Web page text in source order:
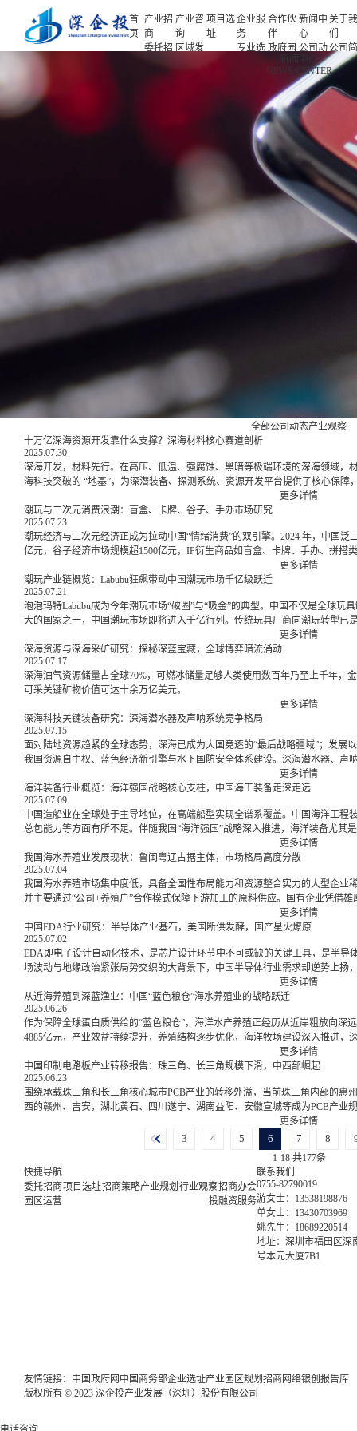
首
页
产业招
商
委托招
招商策
产业咨
询
区域发
项目选
址
企业服
务
专业选
投融资
服务
合作伙
伴
政府园
区
企业客
户
行业协
会
基金公
司
新闻中
心
公司动
产业观
察
关于
们
公司
介
人力
源
联系
产业咨询
新闻中心
NEWS CENTER
全部公司动态产业观察
十万亿深海资源开发靠什么支撑？深海材料核心赛道剖析
2025.07.30
深海开发，材料先行。在高压、低温、强腐蚀、黑暗等极端环境的深海领域，
海科技突破的 “地基”，为深潜装备、探测系统、资源开发平台提供了核心保
越。同时，作为撬动十万亿美元深海矿产资源市场的支点，深海材料的创新
潜力，支撑起从装备制造到资源利用的全产业链发展。
更多详情
潮玩与二次元消费浪潮：盲盒、卡牌、谷子、手办市场研究
2025.07.23
潮玩经济与二次元经济正成为拉动中国“情绪消费”的双引擎。2024 年，中国泛
亿元，谷子经济市场规模超1500亿元，IP衍生商品如盲盒、卡牌、手办、拼搭
更多详情
潮玩产业链概览：Labubu狂飙带动中国潮玩市场千亿级跃迁
2025.07.21
泡泡玛特Labubu成为今年潮玩市场“破圈”与“吸金”的典型。中国不仅是全球玩
大的国家之一，中国潮玩市场即将进入千亿行列。传统玩具厂商向潮玩转型已
更多详情
深海资源与深海采矿研究：探秘深蓝宝藏，全球博弈暗流涌动
2025.07.17
深海油气资源储量占全球70%，可燃冰储量足够人类使用数百年乃至上千年，
可采关键矿物价值可达十余万亿美元。
更多详情
深海科技关键装备研究：深海潜水器及声呐系统竞争格局
2025.07.15
面对陆地资源趋紧的全球态势，深海已成为大国竞逐的“最后战略疆域”；发展
我国资源自主权、蓝色经济新引擎与水下国防安全体系建设。深海潜水器、声
更多详情
海洋装备行业概览：海洋强国战略核心支柱，中国海工装备走深走远
2025.07.09
中国造船业在全球处于主导地位，在高端船型实现全谱系覆盖。中国海洋工程
总包能力等方面有所不足。伴随我国“海洋强国”战略深入推进，海洋装备尤其
更多详情
我国海水养殖业发展现状：鲁闽粤辽占据主体，市场格局高度分散
2025.07.04
我国海水养殖市场集中度低，具备全国性布局能力和资源整合实力的大型企业
并主要通过“公司+养殖户”合作模式保障下游加工的原料供应。国有企业凭借
更多详情
中国EDA行业研究：半导体产业基石，美国断供发酵，国产星火燎原
2025.07.02
EDA即电子设计自动化技术，是芯片设计环节中不可或缺的关键工具，是半导
场波动与地缘政治紧张局势交织的大背景下，中国半导体行业需求却逆势上扬
更多详情
从近海养殖到深蓝渔业：中国“蓝色粮仓”海水养殖业的战略跃迁
2025.06.26
作为保障全球蛋白质供给的“蓝色粮仓”，海洋水产养殖正经历从近岸粗放向深
4885亿元，产业效益持续提升，养殖结构逐步优化，海洋牧场建设深入推进，
更多详情
中国印制电路板产业转移报告：珠三角、长三角规模下滑，中西部崛起
2025.06.23
围绕承载珠三角和长三角核心城市PCB产业的转移外溢，当前珠三角内部的惠
西的赣州、吉安，湖北黄石、四川遂宁、湖南益阳、安徽宣城等成为PCB产业
更多详情
3 4 5 6 7 8
1-18 共177条
快捷导航
委托招商项目选址招商策略产业规划 行业观察招商办会
园区运营
投融资服务
联系我们
0755-82790019
游女士：13538198876
单女士：13430703969
姚先生：18689220514
地址：深圳市福田区深
号本元大厦7B1
友情链接： 中国政府网 中国商务部企业选址产业园区规划 招商网络银创报告库
版权所有 © 2023 深企投产业发展（深圳）股份有限公司